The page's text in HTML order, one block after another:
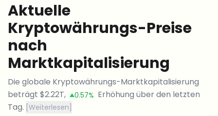
Aktuelle
Kryptowährungs-Preise
nach
Marktkapitalisierung
Die globale Kryptowährungs-Marktkapitalisierung
beträgt $2.22T, 0.57% Erhöhung über den letzten
Tag. Weiterlesen